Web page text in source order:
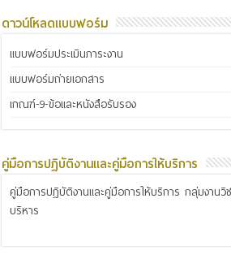
ดาวน์โหลดแบบฟอร์ม
แบบฟอร์มประเมินภาระงาน
แบบฟอร์มถ่ายเอกสาร
เกณฑ์-9-ข้อและหนังสือรับรอง
คู่มือการปฏิบัติงานและคู่มือการให้บริการ
คู่มือการปฏิบัติงานและคู่มือการให้บริการ กลุ่มงานวิ
บริหาร